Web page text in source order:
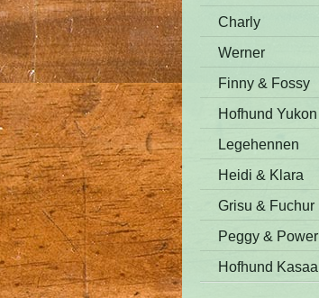
Charly
Werner
Finny & Fossy
Hofhund Yukon
Legehennen
Heidi & Klara
Grisu & Fuchur
Peggy & Power
Hofhund Kasaa